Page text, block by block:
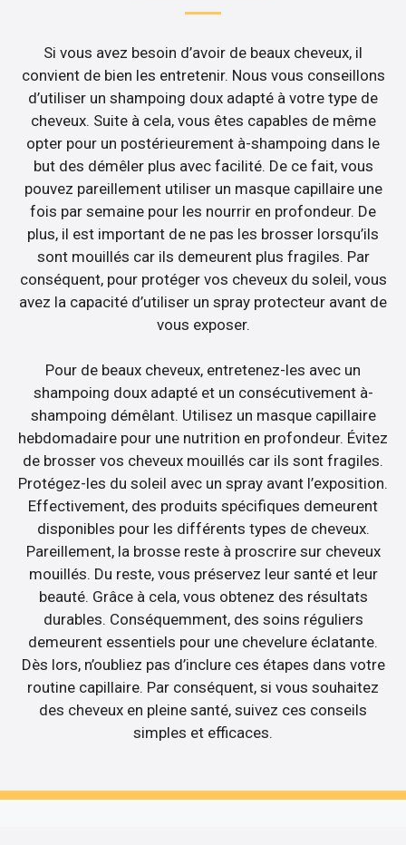
Si vous avez besoin d’avoir de beaux cheveux, il
convient de bien les entretenir. Nous vous conseillons
d’utiliser un shampoing doux adapté à votre type de
cheveux. Suite à cela, vous êtes capables de même
opter pour un postérieurement à-shampoing dans le
but des démêler plus avec facilité. De ce fait, vous
pouvez pareillement utiliser un masque capillaire une
fois par semaine pour les nourrir en profondeur. De
plus, il est important de ne pas les brosser lorsqu’ils
sont mouillés car ils demeurent plus fragiles. Par
conséquent, pour protéger vos cheveux du soleil, vous
avez la capacité d’utiliser un spray protecteur avant de
vous exposer.
Pour de beaux cheveux, entretenez-les avec un
shampoing doux adapté et un consécutivement à-
shampoing démêlant. Utilisez un masque capillaire
hebdomadaire pour une nutrition en profondeur. Évitez
de brosser vos cheveux mouillés car ils sont fragiles.
Protégez-les du soleil avec un spray avant l’exposition.
Effectivement, des produits spécifiques demeurent
disponibles pour les différents types de cheveux.
Pareillement, la brosse reste à proscrire sur cheveux
mouillés. Du reste, vous préservez leur santé et leur
beauté. Grâce à cela, vous obtenez des résultats
durables. Conséquemment, des soins réguliers
demeurent essentiels pour une chevelure éclatante.
Dès lors, n’oubliez pas d’inclure ces étapes dans votre
routine capillaire. Par conséquent, si vous souhaitez
des cheveux en pleine santé, suivez ces conseils
simples et efficaces.